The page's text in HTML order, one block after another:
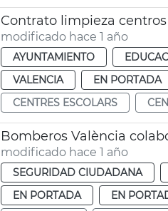
Contrato limpieza
modificado hace 1 año
AYUNTAMIENTO
VALENCIA
EN PORTADA
CENTRES ESCOLARS
Bomberos València
modificado hace 1 año
SEGURIDAD CIUDADANA
EN PORTADA
EN